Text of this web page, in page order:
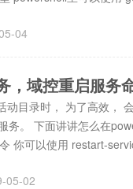
04
域控重启服务
动目录时， 为了高效，
务。 下面讲讲怎么在
你可以使用 restart-
05-02